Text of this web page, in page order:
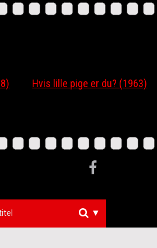
Hvis lille pige er du? (1963)
▼